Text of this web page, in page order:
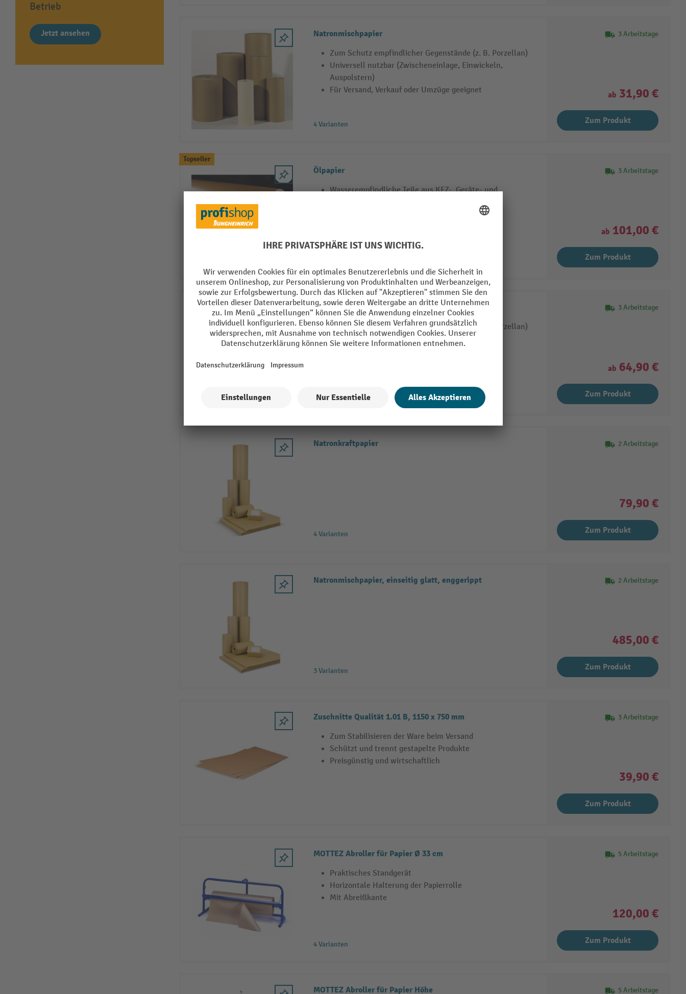
Betrieb
Jetzt ansehen Natronmischpapier
Zum Schutz empfindlicher Gegenstände (z. B. Porzellan)
Universell nutzbar (Zwischeneinlage, Einwickeln,
Auspolstern)
Für Versand, Verkauf oder Umzüge geeignet
4 Varianten
3 Arbeitstage
ab 31,90 €
Zum Produkt
Topseller
Ölpapier
Wasserempfindliche Teile aus KFZ-, Geräte- und
3 Arbeitstage
ab 101,00 €
Zum Produkt
Packpapier
Zum Schutz empfindlicher Gegenstände (z. B. Porzellan)
Natronmischpapier in Kraftliner-Qualität, 80g/m²
2 Varianten
3 Arbeitstage
ab 64,90 €
Zum Produkt
Natronkraftpapier
4 Varianten
2 Arbeitstage
79,90 €
Zum Produkt
Natronmischpapier, einseitig glatt, enggerippt
3 Varianten
2 Arbeitstage
485,00 €
Zum Produkt
Zuschnitte Qualität 1.01 B, 1150 x 750 mm
Zum Stabilisieren der Ware beim Versand
Schützt und trennt gestapelte Produkte
Preisgünstig und wirtschaftlich
3 Arbeitstage
39,90 €
Zum Produkt
MOTTEZ Abroller für Papier Ø 33 cm
Praktisches Standgerät
Horizontale Halterung der Papierrolle
Mit Abreißkante
4 Varianten
5 Arbeitstage
120,00 €
Zum Produkt
MOTTEZ Abroller für Papier Höhe 5 Arbeitstage